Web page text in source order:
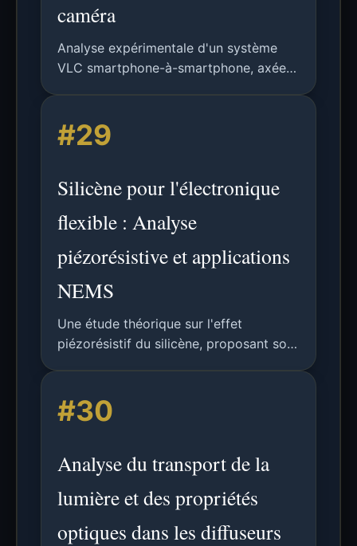
caméra
Analyse expérimentale d'un système
VLC smartphone-à-smartphone, axée
canal sur une liaison de 20 cm.
#29
Silicène pour l'électronique
flexible : Analyse
piézorésistive et applications
NEMS
Une étude théorique sur l'effet
piézorésistif du silicène, proposant son
résistances de référence dans les
capteurs de contrainte.
#30
Analyse du transport de la
lumière et des propriétés
optiques dans les diffuseurs